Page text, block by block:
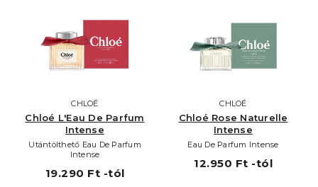
CHLOÉ
Chloé L'Eau De Parfum
Intense
Utántölthető Eau De Parfum
Intense
19.290 Ft -tól
CHLOÉ
Chloé Rose Naturelle
Intense
Eau De Parfum Intense
12.950 Ft -tól